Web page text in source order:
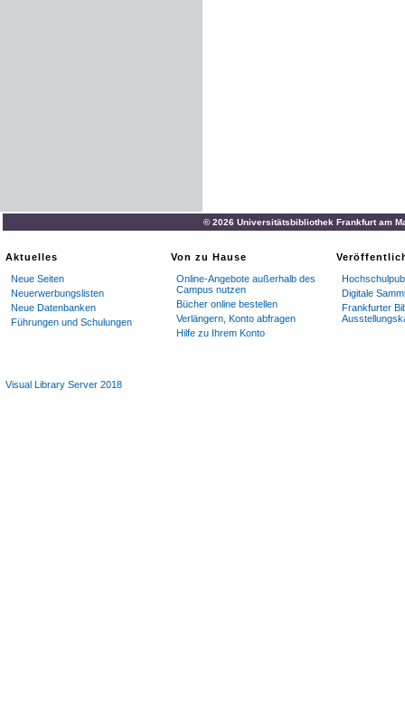
© 2026 Universitätsbibliothek Frankfurt am
Aktuelles
Neue Seiten
Neuerwerbungslisten
Neue Datenbanken
Führungen und Schulungen
Von zu Hause
Online-Angebote außerhalb des
Campus nutzen
Bücher online bestellen
Verlängern, Konto abfragen
Hilfe zu Ihrem Konto
Digitale
Frankfurter
Visual Library Server 2018